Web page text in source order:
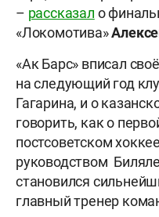
– рассказал о
«Локомотива»
«Ак Барс» вписал
на следующий год
Гагарина, и о
говорить, как о
постсоветском
руководством
становился
главный тренер